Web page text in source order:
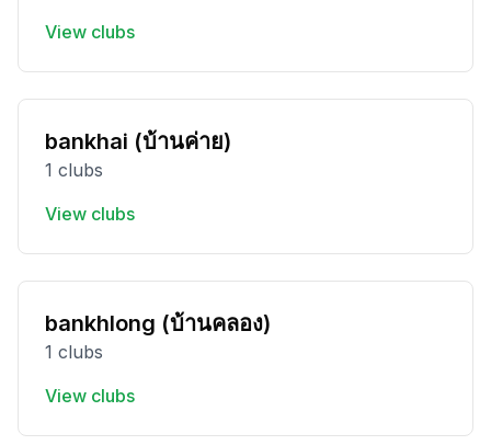
View clubs
bankhai (บ้านค่าย)
1 clubs
View clubs
bankhlong (บ้านคลอง)
1 clubs
View clubs